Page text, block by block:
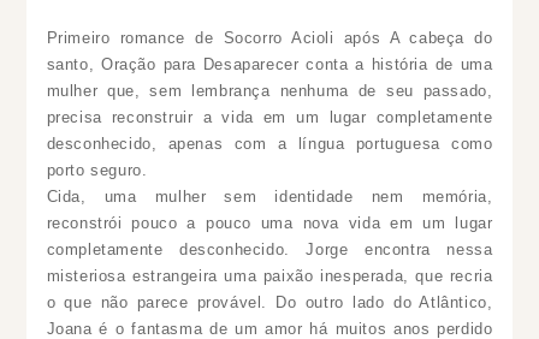
Primeiro romance de Socorro Acioli após A cabeça do
santo, Oração para Desaparecer conta a história de uma
mulher que, sem lembrança nenhuma de seu passado,
precisa reconstruir a vida em um lugar completamente
desconhecido, apenas com a língua portuguesa como
porto seguro.
Cida, uma mulher sem identidade nem memória,
reconstrói pouco a pouco uma nova vida em um lugar
completamente desconhecido. Jorge encontra nessa
misteriosa estrangeira uma paixão inesperada, que recria
o que não parece provável. Do outro lado do Atlântico,
Joana é o fantasma de um amor há muitos anos perdido